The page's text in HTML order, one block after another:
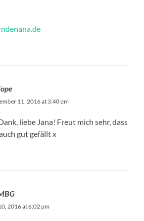
11, 2016 at 3:40 pm
liebe Jana! Freut mich sehr, dass
gut gefällt x
2016 at 6:02 pm